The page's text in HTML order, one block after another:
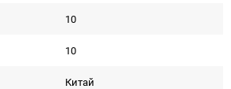
10
10
Китай